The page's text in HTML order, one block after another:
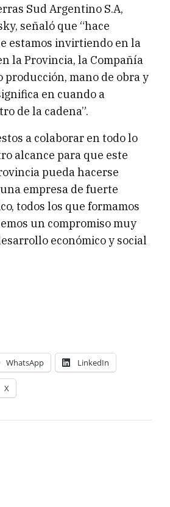
Sud Argentino S.A,
señaló que “hace
estamos invirtiendo en la
la Provincia, la Compañía
producción, mano de obra y
en cuando a
de la cadena”.
a colaborar en todo lo
alcance para que este
pueda hacerse
empresa de fuerte
todos los que formamos
un compromiso muy
económico y social
WhatsApp LinkedIn
X